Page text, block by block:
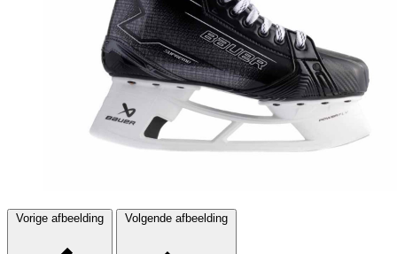
Vorige afbeelding Volgende afbeelding